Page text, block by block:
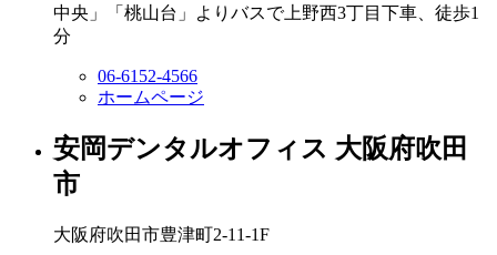
中央」「桃山台」よりバスで上野西3丁目下車、徒歩1
分
06-6152-4566
ホームページ
安岡デンタルオフィス 大阪府吹田
市
大阪府吹田市豊津町2-11-1F